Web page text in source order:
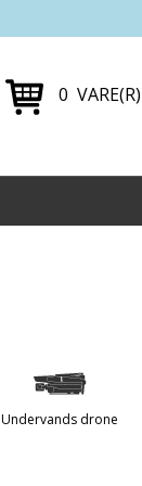
0 VARE(R)
Undervands drone